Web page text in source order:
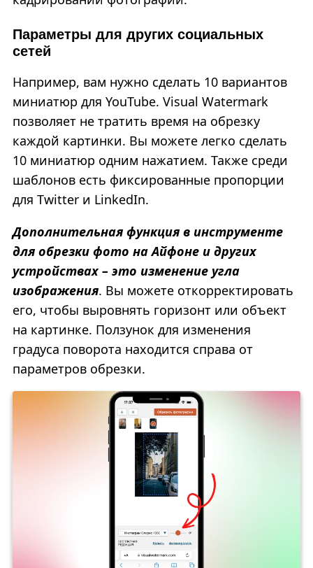
Параметры для других социальных
сетей
Например, вам нужно сделать 10 вариантов
миниатюр для YouTube. Visual Watermark
позволяет не тратить время на обрезку
каждой картинки. Вы можете легко сделать
10 миниатюр одним нажатием. Также среди
шаблонов есть фиксированные пропорции
для Twitter и LinkedIn.
Дополнительная функция в инструменте
для обрезки фото на Айфоне и других
устройствах – это изменение угла
изображения. Вы можете откорректировать
его, чтобы выровнять горизонт или объект
на картинке. Ползунок для изменения
градуса поворота находится справа от
параметров обрезки.